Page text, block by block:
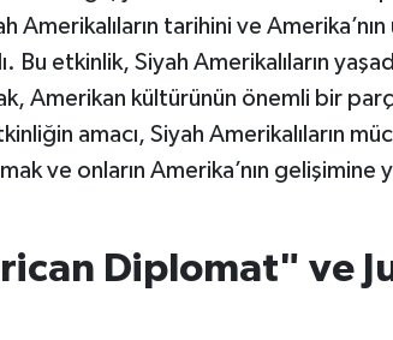
Amerikalıların tarihini ve
Bu etkinlik, Siyah Amerikalıların
Amerikan kültürünün önemli bir
amacı, Siyah Amerikalıların
ve onların Amerika’nın gelişimine
Diplomat" ve